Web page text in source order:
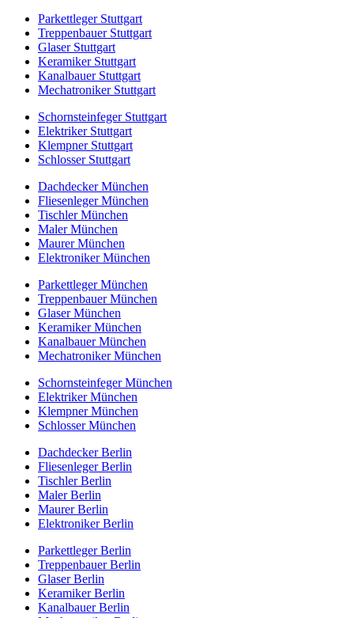
Parkettleger Stuttgart
Treppenbauer Stuttgart
Glaser Stuttgart
Keramiker Stuttgart
Kanalbauer Stuttgart
Mechatroniker Stuttgart
Schornsteinfeger Stuttgart
Elektriker Stuttgart
Klempner Stuttgart
Schlosser Stuttgart
Dachdecker München
Fliesenleger München
Tischler München
Maler München
Maurer München
Elektroniker München
Parkettleger München
Treppenbauer München
Glaser München
Keramiker München
Kanalbauer München
Mechatroniker München
Schornsteinfeger München
Elektriker München
Klempner München
Schlosser München
Dachdecker Berlin
Fliesenleger Berlin
Tischler Berlin
Maler Berlin
Maurer Berlin
Elektroniker Berlin
Parkettleger Berlin
Treppenbauer Berlin
Glaser Berlin
Keramiker Berlin
Kanalbauer Berlin